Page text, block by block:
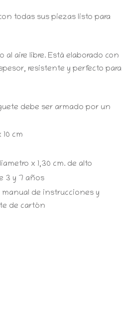
todas sus piezas listo para
al aire libre. Está elaborado con
resistente y perfecto para
debe ser armado por un
10 cm
x 1,30 cm. de alto
3 y 7 años
manual de instrucciones y
de cartón